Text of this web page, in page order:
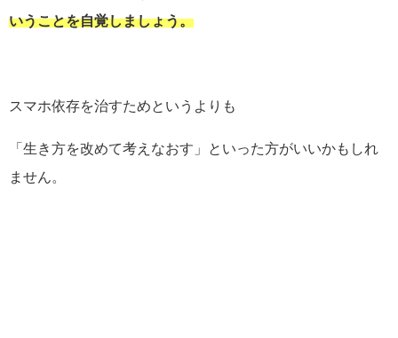
いうことを自覚しましょう。
スマホ依存を治すためというよりも
「生き方を改めて考えなおす」といった方がいいかもしれ
ません。